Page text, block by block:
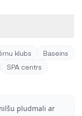
klubs
Baseins
SPA centrs
pludmali ar